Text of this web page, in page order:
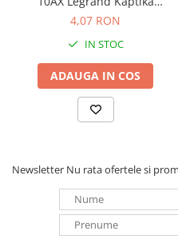
UPS pentru centrale termice si
UPS Calculatoare si Servere
energiei electrice
Cabinete baterii
Acumulatori UPS
782100
4,07 RON
IN STOC
ADAUGA IN COS
Newsletter Nu rata ofertele si